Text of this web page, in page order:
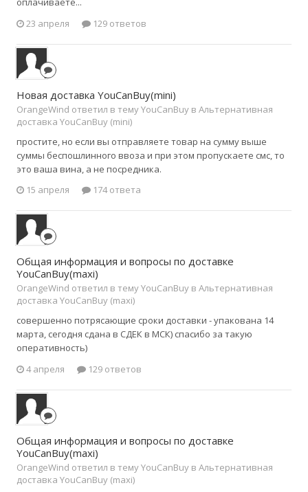
23 апреля
129 ответов
Новая доставка YouCanBuy(mini)
OrangeWind ответил в тему YouCanBuy в Альтернативная
доставка YouCanBuy (mini)
простите, но если вы отправляете товар на сумму выше
суммы беспошлинного ввоза и при этом пропускаете смс, то
это ваша вина, а не посредника.
15 апреля
174 ответа
Общая информация и вопросы по доставке
YouCanBuy(maxi)
OrangeWind ответил в тему YouCanBuy в Альтернативная
доставка YouCanBuy (maxi)
совершенно потрясающие сроки доставки - упакована 14
марта, сегодня сдана в СДЕК в МСК) спасибо за такую
оперативность)
4 апреля
129 ответов
Общая информация и вопросы по доставке
YouCanBuy(maxi)
OrangeWind ответил в тему YouCanBuy в Альтернативная
доставка YouCanBuy (maxi)